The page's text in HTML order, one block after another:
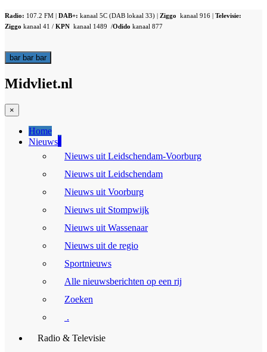
Radio: 107.2 FM | DAB+: kanaal 5C (DAB lokaal 33) | Ziggo kanaal 916 | Televisie:
Ziggo kanaal 41 / KPN kanaal 1489 /Odido kanaal 877
bar bar bar
Midvliet.nl
×
Home
Nieuws
Nieuws uit Leidschendam-Voorburg
Nieuws uit Leidschendam
Nieuws uit Voorburg
Nieuws uit Stompwijk
Nieuws uit Wassenaar
Nieuws uit de regio
Sportnieuws
Alle nieuwsberichten op een rij
Zoeken
.
Radio & Televisie